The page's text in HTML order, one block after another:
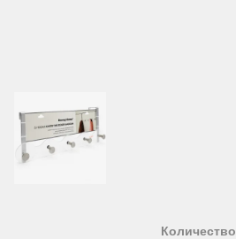
Количество